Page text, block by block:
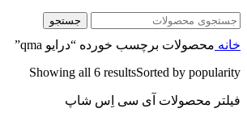
جستجو
خانه محصولات برچسب خورده “درایو qma”
Showing all 6 resultsSorted by popularity
فیلتر محصولات آی سی اِس شاپ